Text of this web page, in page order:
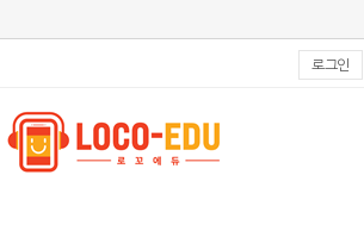
로그인